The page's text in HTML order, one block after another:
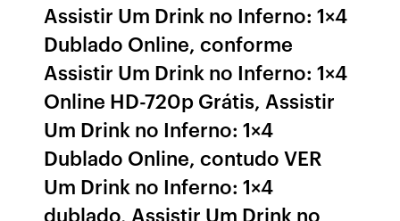
Assistir Um Drink no Inferno: 1×4
Dublado Online, conforme
Assistir Um Drink no Inferno: 1×4
Online HD-720p Grátis, Assistir
Um Drink no Inferno: 1×4
Dublado Online, contudo VER
Um Drink no Inferno: 1×4
dublado, Assistir Um Drink no